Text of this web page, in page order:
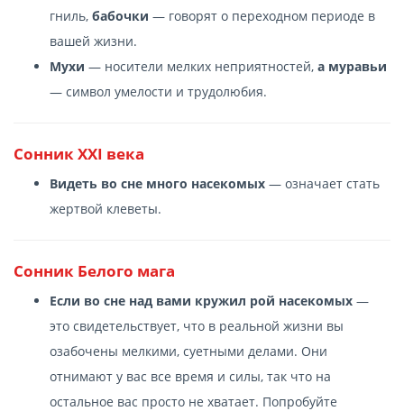
гниль, бабочки — говорят о переходном периоде в
вашей жизни.
Мухи — носители мелких неприятностей, а муравьи
— символ умелости и трудолюбия.
Сонник XXI века
Видеть во сне много насекомых — означает стать
жертвой клеветы.
Сонник Белого мага
Если во сне над вами кружил рой насекомых —
это свидетельствует, что в реальной жизни вы
озабочены мелкими, суетными делами. Они
отнимают у вас все время и силы, так что на
остальное вас просто не хватает. Попробуйте